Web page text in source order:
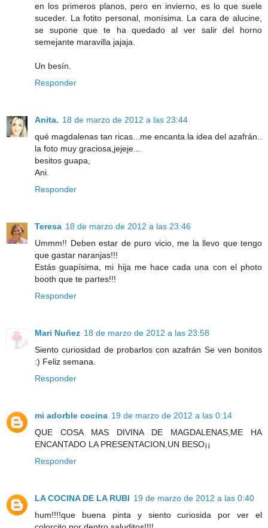
en los primeros planos, pero en invierno, es lo que suele
suceder. La fotito personal, monísima. La cara de alucine,
se supone que te ha quedado al ver salir del horno
semejante maravilla jajaja.
Un besín.
Responder
Anita. 18 de marzo de 2012 a las 23:44
qué magdalenas tan ricas...me encanta la idea del azafrán..
la foto muy graciosa,jejeje...
besitos guapa,
Ani.
Responder
Teresa 18 de marzo de 2012 a las 23:46
Ummm!! Deben estar de puro vicio, me la llevo que tengo
que gastar naranjas!!!
Estás guapísima, mi hija me hace cada una con el photo
booth que te partes!!!
Responder
Mari Nuñez 18 de marzo de 2012 a las 23:58
Siento curiosidad de probarlos con azafrán Se ven bonitos
:) Feliz semana.
Responder
mi adorble cocina 19 de marzo de 2012 a las 0:14
QUE COSA MAS DIVINA DE MAGDALENAS,ME HA
ENCANTADO LA PRESENTACION,UN BESO¡¡
Responder
LA COCINA DE LA RUBI 19 de marzo de 2012 a las 0:40
hum!!!!que buena pinta y siento curiosida por ver el